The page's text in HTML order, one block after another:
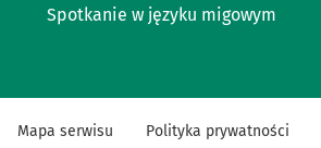
Spotkanie w języku migowym
Mapa serwisu Polityka prywatności